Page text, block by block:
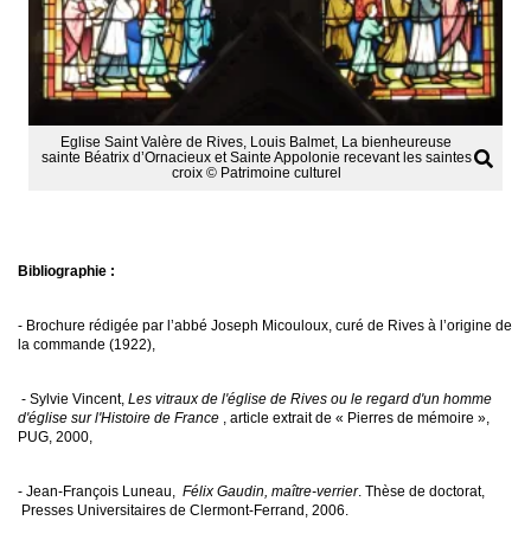
Eglise Saint Valère de Rives, Louis Balmet, La bienheureuse
sainte Béatrix d’Ornacieux et Sainte Appolonie recevant les saintes
croix © Patrimoine culturel
Bibliographie :
- Brochure rédigée par l’abbé Joseph Micouloux, curé de Rives à l’origine de
la commande (1922),
- Sylvie Vincent, Les vitraux de l'église de Rives ou le regard d'un homme
d'église sur l'Histoire de France , article extrait de « Pierres de mémoire »,
PUG, 2000,
- Jean-François Luneau, Félix Gaudin, maître-verrier. Thèse de doctorat,
Presses Universitaires de Clermont-Ferrand, 2006.